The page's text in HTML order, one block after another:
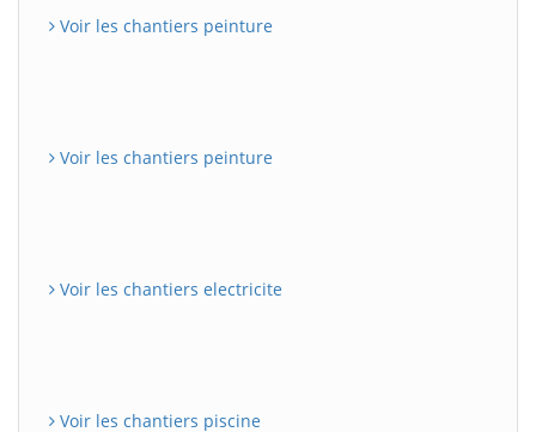
Voir les chantiers peinture
Voir les chantiers peinture
Voir les chantiers electricite
Voir les chantiers piscine